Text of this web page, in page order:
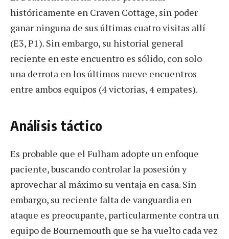
históricamente en Craven Cottage, sin poder
ganar ninguna de sus últimas cuatro visitas allí
(E3, P1). Sin embargo, su historial general
reciente en este encuentro es sólido, con solo
una derrota en los últimos nueve encuentros
entre ambos equipos (4 victorias, 4 empates).
Análisis táctico
Es probable que el Fulham adopte un enfoque
paciente, buscando controlar la posesión y
aprovechar al máximo su ventaja en casa. Sin
embargo, su reciente falta de vanguardia en
ataque es preocupante, particularmente contra un
equipo de Bournemouth que se ha vuelto cada vez